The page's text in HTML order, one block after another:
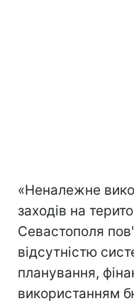
«Неналежне
заходів на
Севастополя
відсутністю
планування,
використанням